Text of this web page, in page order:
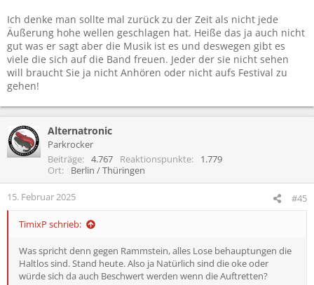
Ich denke man sollte mal zurück zu der Zeit als nicht jede
Äußerung hohe wellen geschlagen hat. Heiße das ja auch nicht
gut was er sagt aber die Musik ist es und deswegen gibt es
viele die sich auf die Band freuen. Jeder der sie nicht sehen
will braucht Sie ja nicht Anhören oder nicht aufs Festival zu
gehen!
Alternatronic
Parkrocker
Beiträge
4.767 Reaktionspunkte
1.779
Ort
Berlin / Thüringen
15. Februar 2025 #45
TimixP schrieb:
Was spricht denn gegen Rammstein, alles Lose behauptungen die
Haltlos sind. Stand heute. Also ja Natürlich sind die oke oder
würde sich da auch Beschwert werden wenn die Auftretten?